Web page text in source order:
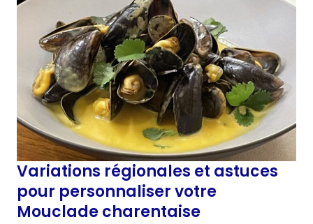
Variations régionales et astuces
pour personnaliser votre
Mouclade charentaise